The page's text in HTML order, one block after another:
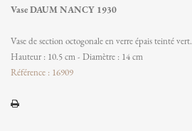
Vase DAUM NANCY 1930
Vase de section octogonale en verre épais teinté vert.
Hauteur : 10.5 cm - Diamètre : 14 cm
Référence : 16909